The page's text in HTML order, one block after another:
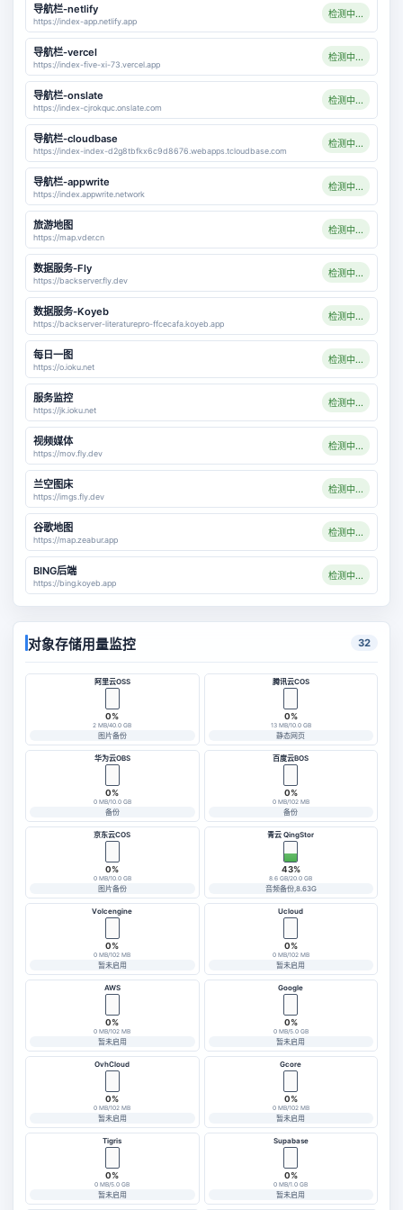
导航栏-netlify
https://index-app.netlify.app
检测中...
导航栏-vercel
https://index-five-xi-73.vercel.app
检测中...
导航栏-onslate
https://index-cjrokquc.onslate.com
检测中...
导航栏-cloudbase
https://index-index-d2g8tbfkx6c9d8676.webapps.tcloudbase.com
检测中...
导航栏-appwrite
https://index.appwrite.network
检测中...
旅游地图
https://map.vder.cn
检测中...
数据服务-Fly
https://backserver.fly.dev
检测中...
数据服务-Koyeb
https://backserver-literaturepro-ffcecafa.koyeb.app
检测中...
每日一图
https://o.ioku.net
检测中...
服务监控
https://jk.ioku.net
检测中...
视频媒体
https://mov.fly.dev
检测中...
兰空图床
https://imgs.fly.dev
检测中...
谷歌地图
https://map.zeabur.app
检测中...
BING后端
https://bing.koyeb.app
检测中...
对象存储用量监控 32
阿里云OSS
0%
2 MB/40.0 GB
图片备份
腾讯云COS
0%
13 MB/10.0 GB
静态网页
华为云OBS
0%
0 MB/10.0 GB
备份
百度云BOS
0%
0 MB/102 MB
备份
京东云COS
0%
0 MB/10.0 GB
图片备份
青云 QingStor
43%
8.6 GB/20.0 GB
音频备份,8.63G
Volcengine
0%
0 MB/102 MB
暂未启用
Ucloud
0%
0 MB/102 MB
暂未启用
AWS
0%
0 MB/102 MB
暂未启用
Google
0%
0 MB/5.0 GB
暂未启用
OvhCloud
0%
0 MB/102 MB
暂未启用
Gcore
0%
0 MB/102 MB
暂未启用
Tigris
0%
0 MB/5.0 GB
暂未启用
Supabase
0%
0 MB/1.0 GB
暂未启用